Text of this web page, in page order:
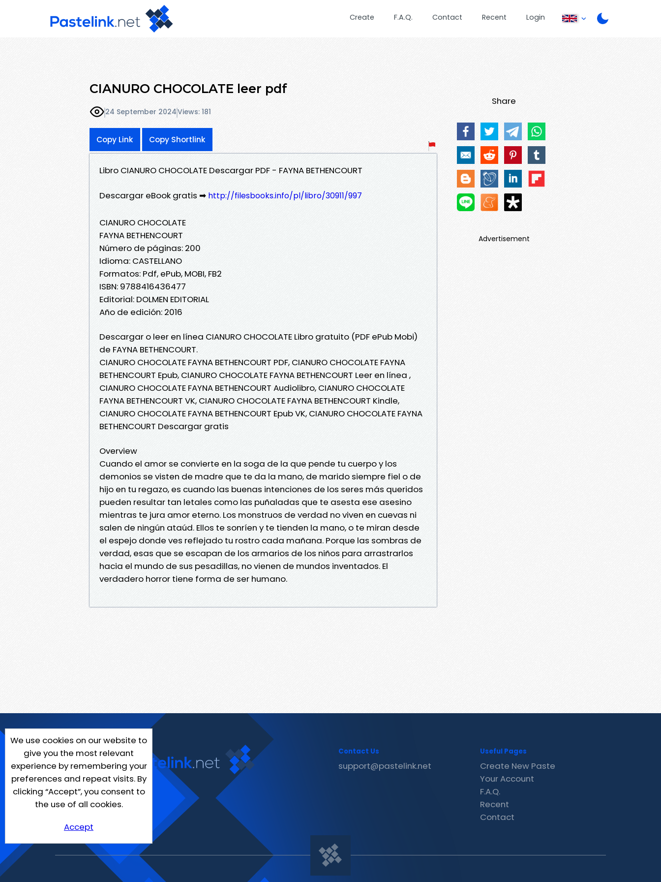
Create F.A.Q. Contact Recent Login
CIANURO CHOCOLATE leer pdf
24 September 2024Views: 181
Copy Link Copy Shortlink
Libro CIANURO CHOCOLATE Descargar PDF - FAYNA BETHENCOURT
Descargar eBook gratis ➡ http://filesbooks.info/pl/libro/30911/997
CIANURO CHOCOLATE
FAYNA BETHENCOURT
Número de páginas: 200
Idioma: CASTELLANO
Formatos: Pdf, ePub, MOBI, FB2
ISBN: 9788416436477
Editorial: DOLMEN EDITORIAL
Año de edición: 2016
Descargar o leer en línea CIANURO CHOCOLATE Libro gratuito (PDF ePub Mobi)
de FAYNA BETHENCOURT.
CIANURO CHOCOLATE FAYNA BETHENCOURT PDF, CIANURO CHOCOLATE FAYNA
BETHENCOURT Epub, CIANURO CHOCOLATE FAYNA BETHENCOURT Leer en línea ,
CIANURO CHOCOLATE FAYNA BETHENCOURT Audiolibro, CIANURO CHOCOLATE
FAYNA BETHENCOURT VK, CIANURO CHOCOLATE FAYNA BETHENCOURT Kindle,
CIANURO CHOCOLATE FAYNA BETHENCOURT Epub VK, CIANURO CHOCOLATE FAYNA
BETHENCOURT Descargar gratis
Overview
Cuando el amor se convierte en la soga de la que pende tu cuerpo y los
demonios se visten de madre que te da la mano, de marido siempre fiel o de
hijo en tu regazo, es cuando las buenas intenciones de los seres más queridos
pueden resultar tan letales como las puñaladas que te asesta ese asesino
mientras te jura amor eterno. Los monstruos de verdad no viven en cuevas ni
salen de ningún ataúd. Ellos te sonríen y te tienden la mano, o te miran desde
el espejo donde ves reflejado tu rostro cada mañana. Porque las sombras de
verdad, esas que se escapan de los armarios de los niños para arrastrarlos
hacia el mundo de sus pesadillas, no vienen de mundos inventados. El
verdadero horror tiene forma de ser humano.
Share
Advertisement
We use cookies on our website to
give you the most relevant
experience by remembering your
preferences and repeat visits. By
clicking “Accept”, you consent to
the use of all cookies.
Accept
Contact Us
support@pastelink.net
Useful Pages
Create New Paste
Your Account
F.A.Q.
Recent
Contact